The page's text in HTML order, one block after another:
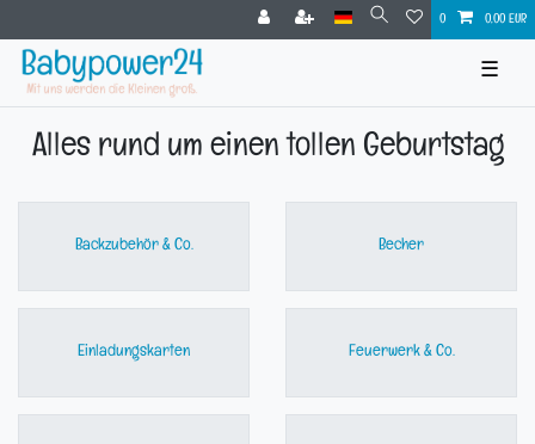
0 0,00 EUR
☰
Alles rund um einen tollen Geburtstag
Backzubehör & Co. Becher
Einladungskarten Feuerwerk & Co.